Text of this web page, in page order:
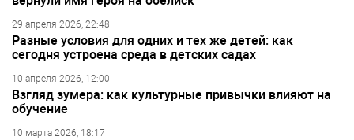
29 апреля 2026, 22:48
Разные условия для одних и тех же детей: как
сегодня устроена среда в детских садах
10 апреля 2026, 12:00
Взгляд зумера: как культурные привычки влияют на
обучение
10 марта 2026, 18:17